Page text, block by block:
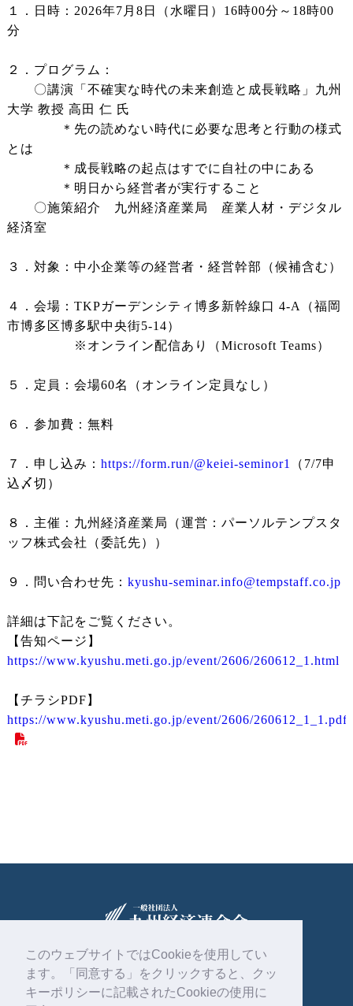
このウェブサイトではCookieを使用してい
ます。「同意する」をクリックすると、クッ
キーポリシーに記載されたCookieの使用に
１．日時：2026年7月8日（水曜日）16時00分～18時00
分
２．プログラム：
〇講演「不確実な時代の未来創造と成長戦略」九州
大学 教授 高田 仁 氏
＊先の読めない時代に必要な思考と行動の様式
とは
＊成長戦略の起点はすでに自社の中にある
＊明日から経営者が実行すること
〇施策紹介 九州経済産業局 産業人材・デジタル
経済室
３．対象：中小企業等の経営者・経営幹部（候補含む）
４．会場：TKPガーデンシティ博多新幹線口 4-A（福岡
市博多区博多駅中央街5-14）
※オンライン配信あり（Microsoft Teams）
５．定員：会場60名（オンライン定員なし）
６．参加費：無料
７．申し込み： https://form.run/@keiei-seminor1
（7/7申
込〆切）
８．主催：九州経済産業局（運営：パーソルテンプスタ
ッフ株式会社（委託先））
９．問い合わせ先： kyushu-seminar.info@tempstaff.co.jp
詳細は下記をご覧ください。
【告知ページ】
https://www.kyushu.meti.go.jp/event/2606/260612_1.html
【チラシPDF】
https://www.kyushu.meti.go.jp/event/2606/260612_1_1.pdf
〒810-0004
福岡市中央区渡辺通2丁目1番82号